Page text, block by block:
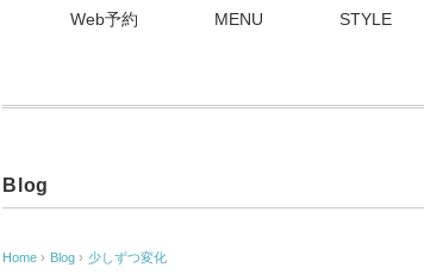
Web予約 MENU STYLE
Blog
Home › Blog › 少しずつ変化